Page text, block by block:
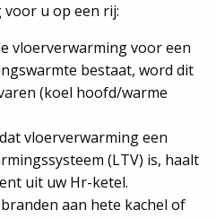
u op een rij:
vloerverwarming voor een
bestaat, word dit
(koel hoofd/warme
vloerverwarming een
(LTV) is, haalt
uit uw Hr-ketel.
aan hete kachel of